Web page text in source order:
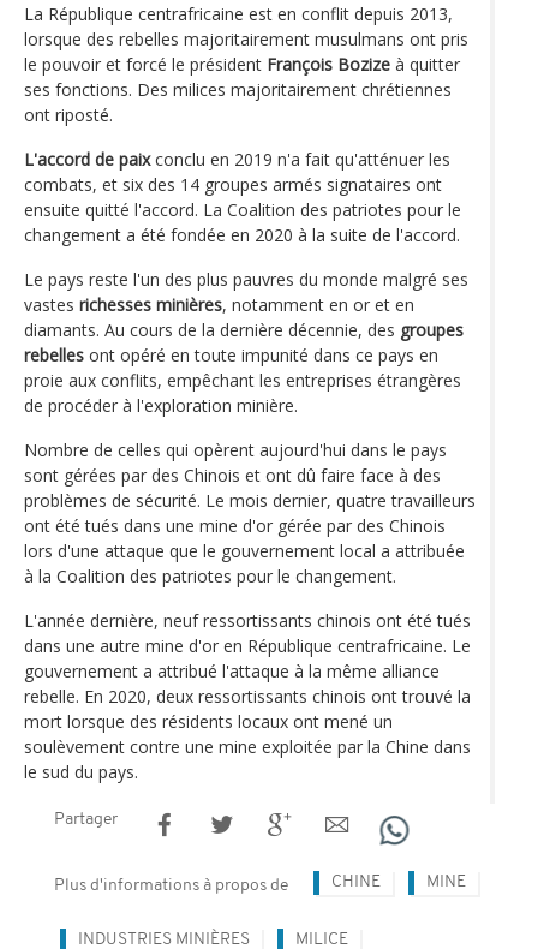
La République centrafricaine est en conflit depuis 2013,
lorsque des rebelles majoritairement musulmans ont pris
le pouvoir et forcé le président François Bozize à quitter
ses fonctions. Des milices majoritairement chrétiennes
ont riposté.
L'accord de paixconclu en 2019 n'a fait qu'atténuer les
combats, et six des 14 groupes armés signataires ont
ensuite quitté l'accord. La Coalition des patriotes pour le
changement a été fondée en 2020 à la suite de l'accord.
Le pays reste l'un des plus pauvres du monde malgré ses
vastes richesses minières, notamment en or et en
diamants. Au cours de la dernière décennie, des groupes
rebelles ont opéré en toute impunité dans ce pays en
proie aux conflits, empêchant les entreprises étrangères
de procéder à l'exploration minière.
Nombre de celles qui opèrent aujourd'hui dans le pays
sont gérées par des Chinois et ont dû faire face à des
problèmes de sécurité. Le mois dernier, quatre travailleurs
ont été tués dans une mine d'or gérée par des Chinois
lors d'une attaque que le gouvernement local a attribuée
à la Coalition des patriotes pour le changement.
L'année dernière, neuf ressortissants chinois ont été tués
dans une autre mine d'or en République centrafricaine. Le
gouvernement a attribué l'attaque à la même alliance
rebelle. En 2020, deux ressortissants chinois ont trouvé la
mort lorsque des résidents locaux ont mené un
soulèvement contre une mine exploitée par la Chine dans
le sud du pays.
Partager
Plus d'informations à propos de CHINE MINE
INDUSTRIES MINIÈRES MILICE